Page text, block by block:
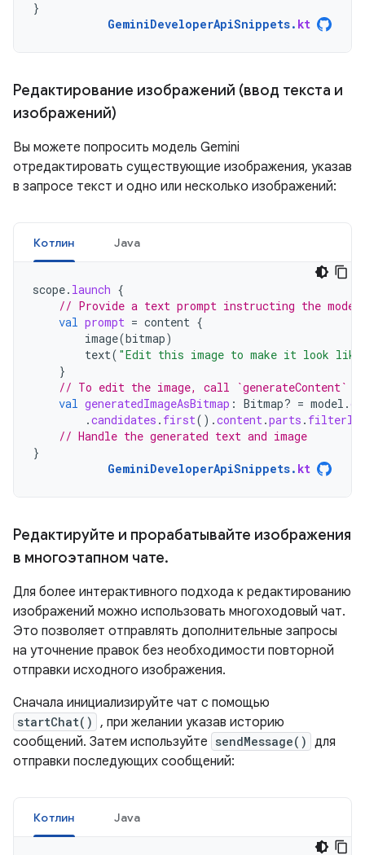
}
GeminiDeveloperApiSnippets. kt
Редактирование изображений (ввод текста и
изображений)
Вы можете попросить модель Gemini
отредактировать существующие изображения, указав
в запросе текст и одно или несколько изображений:
Котлин Java
scope. launch {
// Provide a text prompt instructing the
val prompt = content {
image(bitmap)
text( "Edit this image to make it look like
}
// To edit the image, call `generateContent`
val generatedImageAsBitmap : Bitmap? = model .
.candidates . first().content .parts .
// Handle the generated text and image
}
GeminiDeveloperApiSnippets. kt
Редактируйте и прорабатывайте изображения
в многоэтапном чате.
Для более интерактивного подхода к редактированию
изображений можно использовать многоходовый чат.
Это позволяет отправлять дополнительные запросы
на уточнение правок без необходимости повторной
отправки исходного изображения.
Сначала инициализируйте чат с помощью
startChat()
, при желании указав историю
сообщений. Затем используйте sendMessage() для
отправки последующих сообщений:
Котлин Java